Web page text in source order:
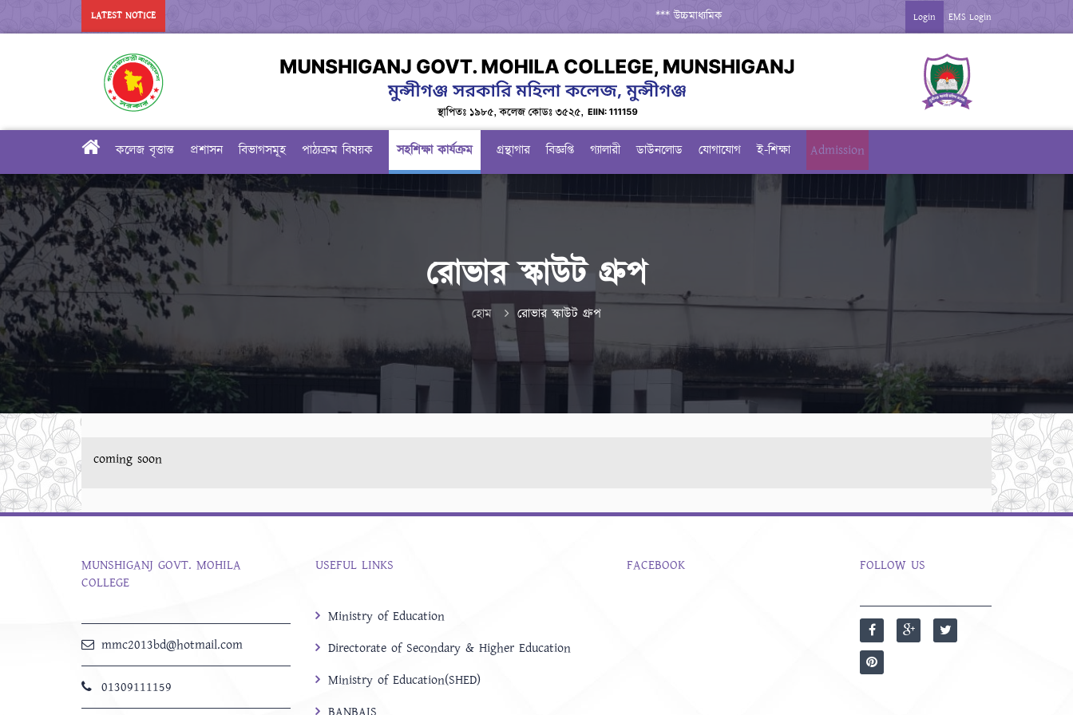
LATEST NOTICE
*** উচ্চমাধ্যমিক পরীক্ষার-২০২৬ এর ব্যবহারিক পরীক্ষার রুটিন ***
*** সরকারি কলেজের কর্মকর্তা, কর্মচারীদের উপস্থিতি সংক্রান্ত নোটিশ ***
Login EMS Login
কলেজ বৃত্তান্ত প্রশাসন বিভাগসমূহ পাঠ্যক্রম বিষয়ক সহশিক্ষা কার্যক্রম গ্রন্থাগার বিজ্ঞপ্তি গ্যালারী ডাউনলোড যোগাযোগ ই-শিক্ষা Admission
রোভার স্কাউট গ্রুপ
হোম রোভার স্কাউট গ্রুপ
coming soon
MUNSHIGANJ GOVT. MOHILA
COLLEGE
mmc2013bd@hotmail.com
01309111159
USEFUL LINKS
Ministry of Education
Directorate of Secondary & Higher Education
Ministry of Education(SHED)
FACEBOOK FOLLOW US